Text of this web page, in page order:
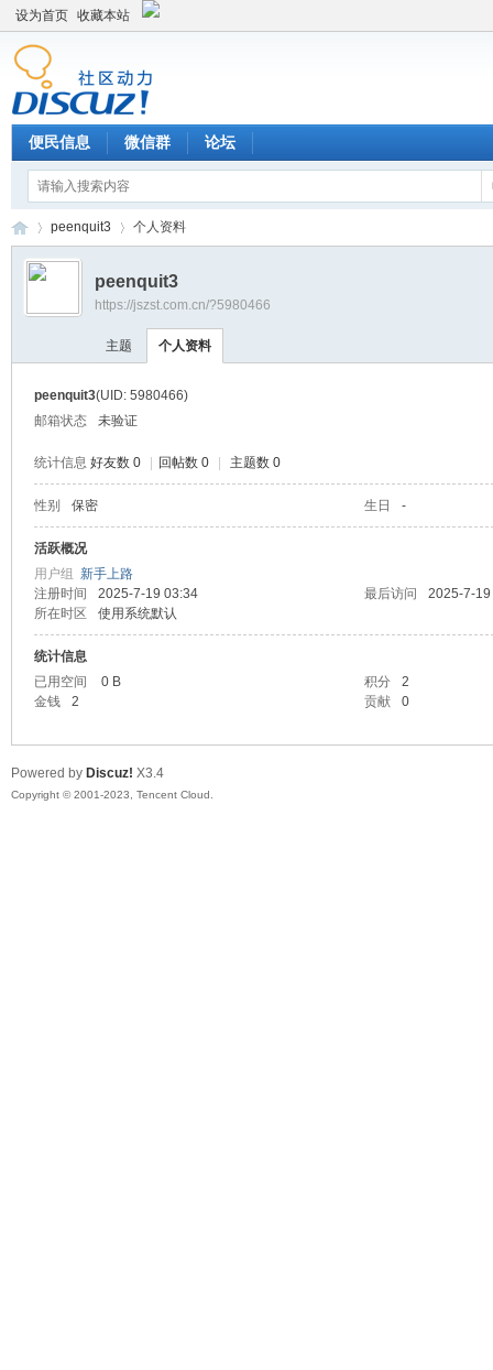
设为首页 收藏本站
便民信息 微信群 论坛
›
peenquit3 个人资料
peenquit3
https://jszst.com.cn/?5980466
主题 个人资料
peenquit3(UID: 5980466)
邮箱状态
未验证
统计信息 好友数 0 回帖数 0 主题数 0
性别 保密 生日 -
活跃概况
用户组 新手上路
注册时间
2025-7-19 03:34 最后访问
2025-7-
所在时区
使用系统默认
统计信息
已用空间
0 B 积分
2
金钱
2 贡献 0
Powered by Discuz! X3.4
Copyright © 2001-2023, Tencent Cloud.